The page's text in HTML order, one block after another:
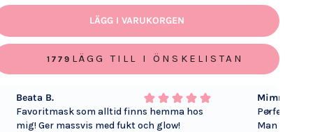
LÄGG I VARUKORGEN
1779 LÄGG TILL I ÖNSKELISTAN
Beata B.
Favoritmask som alltid finns hemma hos
mig! Ger massvis med fukt och glow!
Mimmi O.
Perfekt
Man får